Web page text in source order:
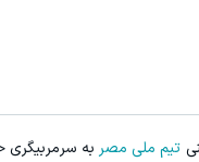
تیم ملی مصر